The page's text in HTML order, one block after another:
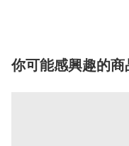
你可能感興趣的商